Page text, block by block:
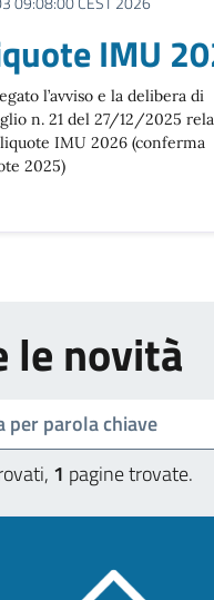
IMU
l’avviso e la delibera di
n. 21 del 27/12/2025
IMU 2026 (conferma
2025)
le novità
1 pagine trovate.